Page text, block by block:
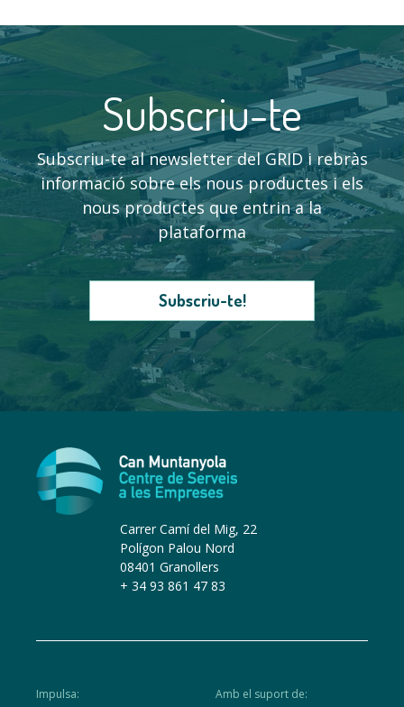
Subscriu-te
Subscriu-te al newsletter del GRID i rebràs
informació sobre els nous productes i els
nous productes que entrin a la
plataforma
Subscriu-te!
Carrer Camí del Mig, 22
Polígon Palou Nord
08401 Granollers
+ 34 93 861 47 83
Impulsa: Amb el suport de: